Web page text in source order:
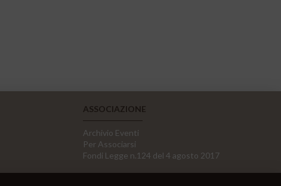
ASSOCIAZIONE
Archivio Eventi
Per Associarsi
Fondi Legge n.124 del 4 agosto 2017